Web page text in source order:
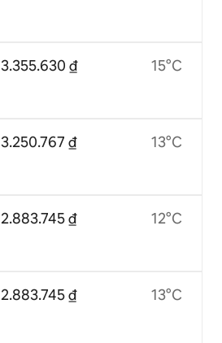
3.355.630 ₫
3.250.767 ₫
2.883.745 ₫
2.883.745 ₫
15°C
13°C
12°C
13°C